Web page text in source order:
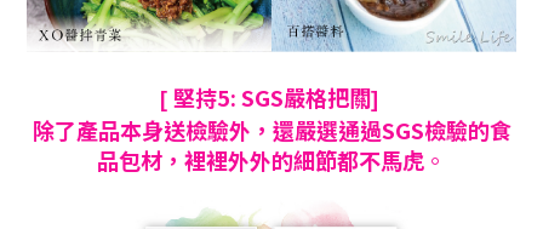
[ 堅持5: SGS嚴格把關]
除了產品本身送檢驗外 ，還嚴選通過SGS檢驗的食
品包材 ，裡裡外外的細節都不馬虎 。